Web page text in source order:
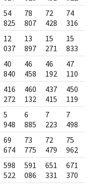
54
825
78
807
72
428
74
316
12
037
13
897
15
271
15
833
40
840
46
458
46
192
47
110
416
272
460
132
437
415
450
119
5
948
6
885
7
223
7
498
69
674
73
775
72
479
75
962
598
522
591
086
651
331
671
370